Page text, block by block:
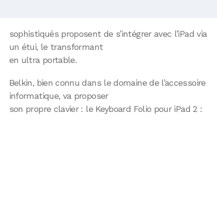
sophistiqués proposent de s’intégrer avec l’iPad via
un étui, le transformant
en ultra portable.
Belkin, bien connu dans le domaine de l’accessoire
informatique, va proposer
son propre clavier : le Keyboard Folio pour iPad 2 :